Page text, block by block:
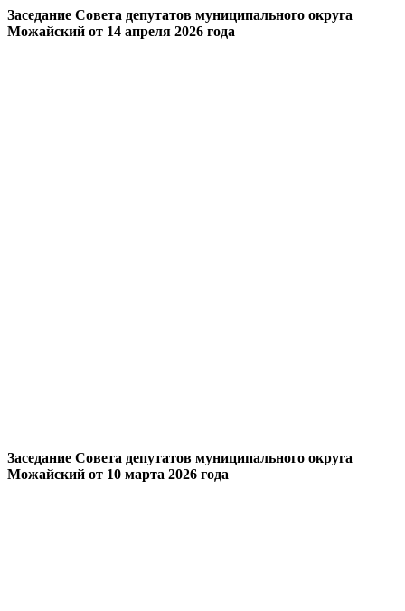
Заседание Совета депутатов муниципального округа
Можайский от 14 апреля 2026 года
Заседание Совета депутатов муниципального округа
Можайский от 10 марта 2026 года